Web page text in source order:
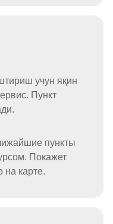
учун яқин
Пункт
пункты
Покажет
на карте.